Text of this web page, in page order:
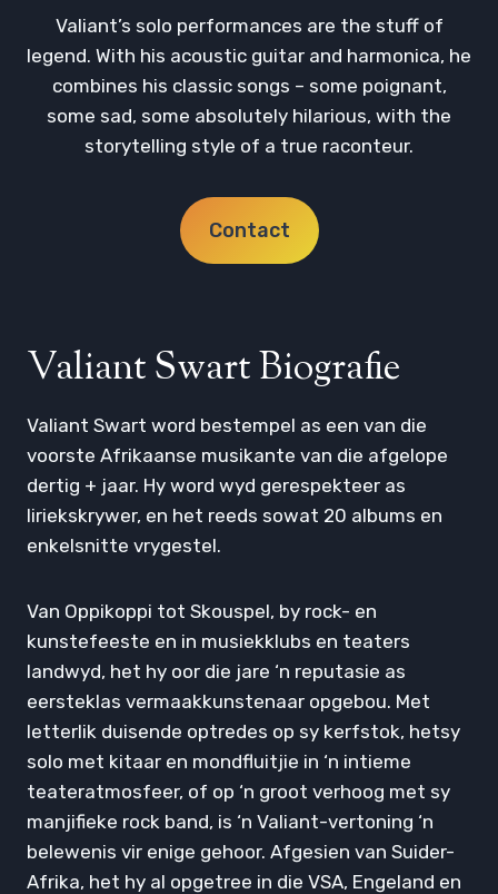
Valiant’s solo performances are the stuff of
legend. With his acoustic guitar and harmonica, he
combines his classic songs – some poignant,
some sad, some absolutely hilarious, with the
storytelling style of a true raconteur.
Contact
Valiant Swart Biografie
Valiant Swart word bestempel as een van die
voorste Afrikaanse musikante van die afgelope
dertig + jaar. Hy word wyd gerespekteer as
liriekskrywer, en het reeds sowat 20 albums en
enkelsnitte vrygestel.
Van Oppikoppi tot Skouspel, by rock- en
kunstefeeste en in musiekklubs en teaters
landwyd, het hy oor die jare ‘n reputasie as
eersteklas vermaakkunstenaar opgebou. Met
letterlik duisende optredes op sy kerfstok, hetsy
solo met kitaar en mondfluitjie in ‘n intieme
teateratmosfeer, of op ‘n groot verhoog met sy
manjifieke rock band, is ‘n Valiant-vertoning ‘n
belewenis vir enige gehoor. Afgesien van Suider-
Afrika, het hy al opgetree in die VSA, Engeland en